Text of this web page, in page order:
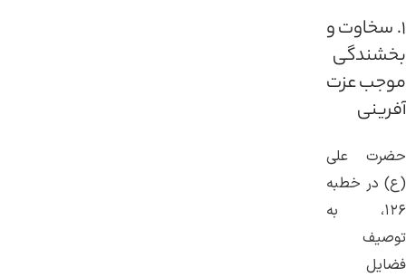
۱. سخاوت و
بخشندگی
موجب عزت
آفرینی
حضرت علی
(ع) در خطبه
۱۲۶، به
توصیف
فضایل